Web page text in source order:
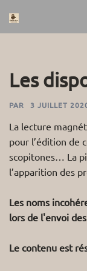
au
contenu
Les
PAR 3 JUILLET
La lecture
pour l’édition de
scopitones… La
l’apparition des
Les noms
lors de l'envoi
Le contenu est